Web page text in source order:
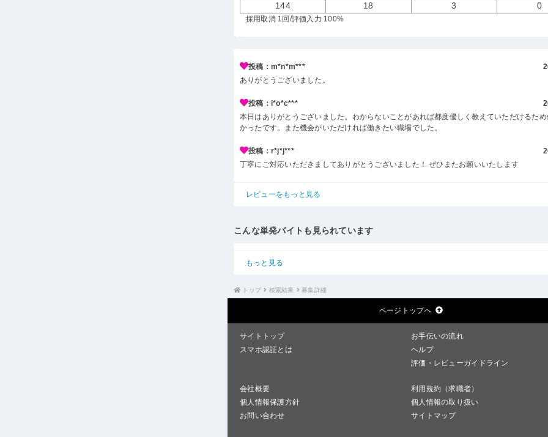
144 18 3 0
採用取消 1回 /評価入力 100%
投稿：m*n*m***
ありがとうございました。
投稿：i*o*c***
本日はありがとうございました。わからないことがあれば都度優しく教えていただけるた
かったです。また機会がいただければ働きたい職場でした。
投稿：r*j*j***
丁寧にご対応いただきましてありがとうございました！ ぜひまたお願いいたします
レビューをもっと見る
こんな単発バイトも見られています
もっと見る
トップ 検索結果 募集詳細
ページトップへ
サイトトップ
お手伝いの流れ
スマホ認証とは
ヘルプ
評価・レビューガイドライン
会社概要
利用規約（求職者）
個人情報保護方針
個人情報の取り扱い
お問い合わせ
サイトマップ